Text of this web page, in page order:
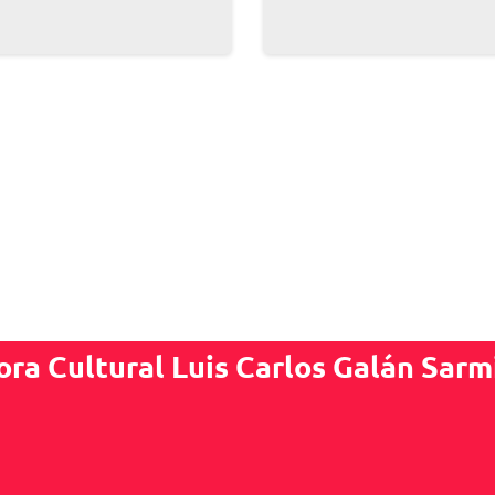
Cultural Luis Carlos Galán